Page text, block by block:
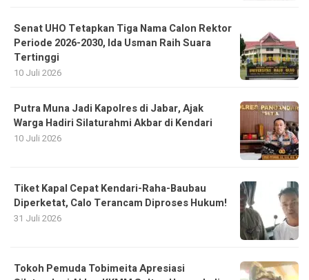
Senat UHO Tetapkan Tiga Nama Calon Rektor
Periode 2026-2030, Ida Usman Raih Suara
Tertinggi
10 Juli 2026
Putra Muna Jadi Kapolres di Jabar, Ajak
Warga Hadiri Silaturahmi Akbar di Kendari
10 Juli 2026
Tiket Kapal Cepat Kendari-Raha-Baubau
Diperketat, Calo Terancam Diproses Hukum!
31 Juli 2026
Tokoh Pemuda Tobimeita Apresiasi